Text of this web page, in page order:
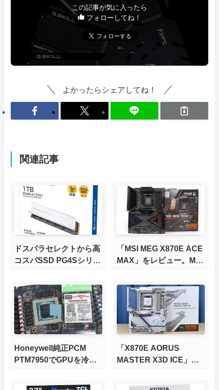
この記事が気に入ったら
フォローしてね！
よかったらシェアしてね！
関連記事
ドスパラセレクトから高
コスパSSD PG4Sシリー
「MSI MEG X870E ACE
MAX」をレビュー。M.2
版X870Eマザーボードを
徹底検証
Honeywell純正PCM
PTM7950でGPUを冷や
「X870E AORUS
MASTER X3D ICE」を
さらに高速にする完全版